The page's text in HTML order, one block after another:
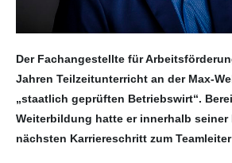
Der Fachangestellte für
Jahren Teilzeitunterricht an der Max-
„staatlich geprüften Betriebswirt“.
Weiterbildung hatte er innerhalb seiner
nächsten Karriereschritt zum